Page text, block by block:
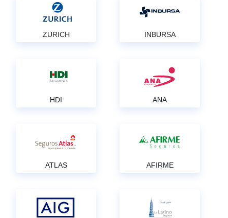
ZURICH INBURSA
HDI ANA
ATLAS AFIRME